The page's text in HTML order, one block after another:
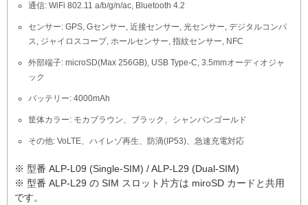
通信: WiFi 802.11 a/b/g/n/ac, Bluetooth 4.2
センサー: GPS, Gセンサー, 近接センサー, 光センサー, デジタルコンパ
ス, ジャイロスコープ, ホールセンサー, 指紋センサー, NFC
外部端子: microSD(Max 256GB), USB Type-C, 3.5mmオーディオジャ
ック
バッテリー: 4000mAh
筐体カラー: モカブラウン、ブラック、シャンパンゴールド
その他: VoLTE、ハイレゾ再生、防滴(IP53)、急速充電対応
※ 型番 ALP-L09 (Single-SIM) / ALP-L29 (Dual-SIM)
※ 型番 ALP-L29 の SIM スロット片方は miroSD カードと共用
です。